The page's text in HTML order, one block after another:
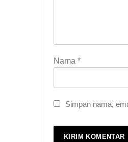
Nama *
Simpan nama,